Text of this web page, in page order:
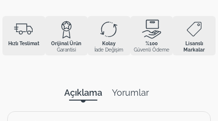
Hızlı Teslimat
Orijinal Ürün
Garantisi
Kolay
İade Değişim
%100
Güvenli Ödeme
Lisanslı
Markalar
Açıklama Yorumlar